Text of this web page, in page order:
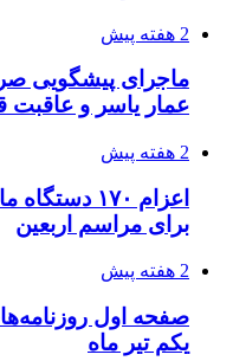
2 هفته پیش
ماجرای پیشگویی
عمار یاسر و عاقبت
2 هفته پیش
اعزام ۱۷۰
برای مراسم اربعین
2 هفته پیش
صفحه اول
یکم تیر ماه